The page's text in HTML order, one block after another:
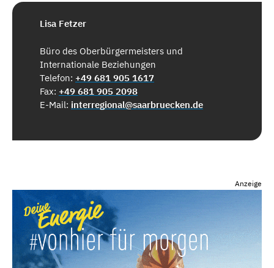
Lisa Fetzer
Büro des Oberbürgermeisters und
Internationale Beziehungen
Telefon: +49 681 905 1617
Fax: +49 681 905 2098
E-Mail: interregional@saarbruecken.de
Anzeige